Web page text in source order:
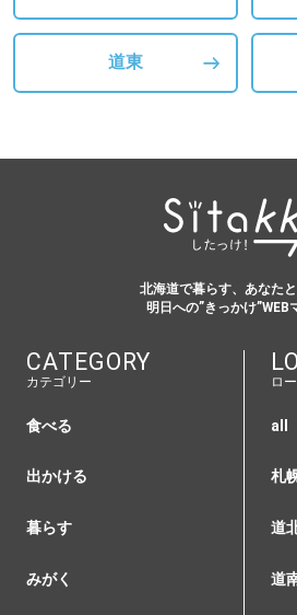
道東
北海道で暮らす、あなたと
明日への”きっかけ”WEB
CATEGORY
カテゴリー
食べる
出かける
暮らす
みがく
ロ
all
札
道
道